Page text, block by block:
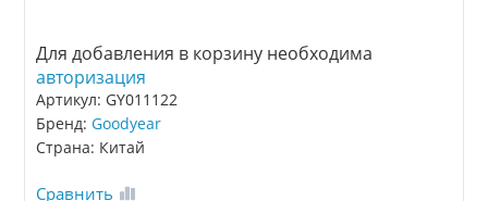
Для добавления в корзину необходима
авторизация
Артикул: GY011122
Бренд:Goodyear
Страна: Китай
Сравнить